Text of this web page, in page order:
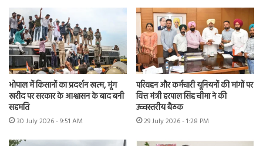
भोपाल में किसानों का प्रदर्शन खत्म, मूंग
खरीद पर सरकार के आश्वासन के बाद बनी
सहमति
30 July 2026 - 9:51 AM
परिवहन और कर्मचारी यूनियनों की मांगों पर
वित्त मंत्री हरपाल सिंह चीमा ने की
उच्चस्तरीय बैठक
29 July 2026 - 1:28 PM